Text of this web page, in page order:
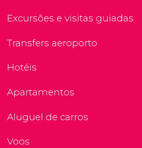
Excursões e visitas guiadas
Transfers aeroporto
Hotéis
Apartamentos
Aluguel de carros
Voos